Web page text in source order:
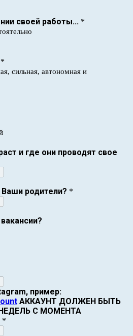
своей работы... *
*
сильная, автономная и
и где они проводят свое
родители? *
пример:
АККАУНТ ДОЛЖЕН БЫТЬ
С МОМЕНТА
*